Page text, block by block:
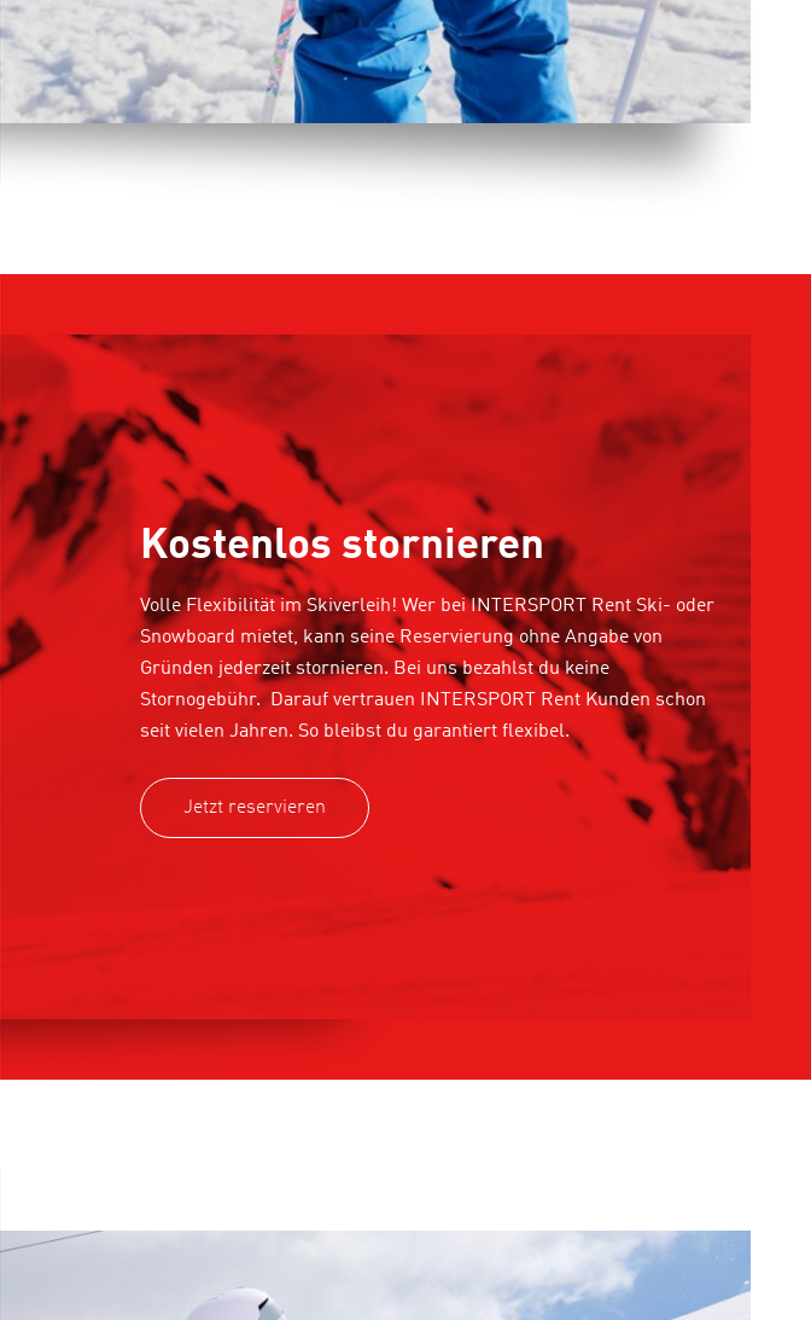
Kostenlos stornieren
Volle Flexibilität im Skiverleih! Wer bei INTERSPORT Rent Ski- oder
Snowboard mietet, kann seine Reservierung ohne Angabe von
Gründen jederzeit stornieren. Bei uns bezahlst du keine
Stornogebühr. Darauf vertrauen INTERSPORT Rent Kunden schon
seit vielen Jahren. So bleibst du garantiert flexibel.
Jetzt reservieren